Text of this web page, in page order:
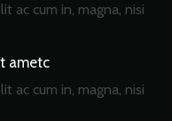
ac cum in, magna, nisi
ametc
ac cum in, magna, nisi